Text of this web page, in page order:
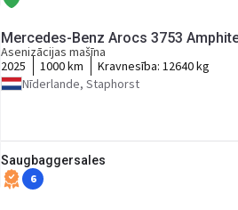
Mercedes-Benz Arocs 3753
Asenizācijas mašīna
2025
1000 km Kravnesība: 12640 kg
Nīderlande, Staphorst
Saugbaggersales
6